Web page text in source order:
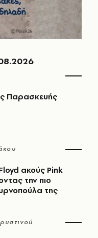
Παρασκευής
ακούς Pink
την πιο
της